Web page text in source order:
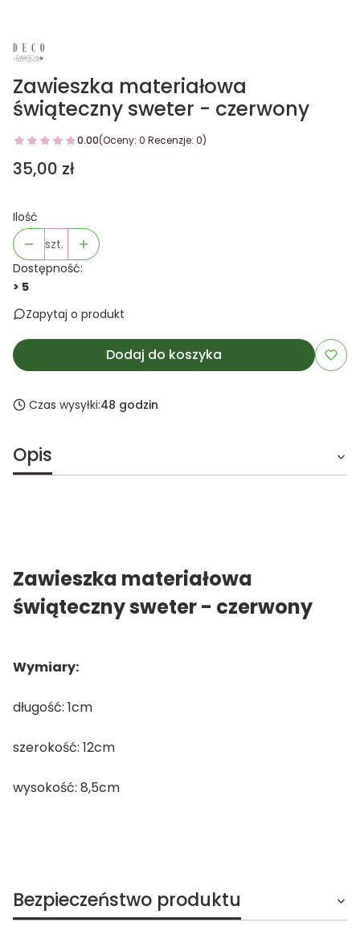
Zawieszka materiałowa
świąteczny sweter - czerwony
0.00(Oceny: 0 Recenzje: 0)
Cena
35,00 zł
Ilość
szt.
Dostępność:
> 5
Zapytaj o produkt
Dodaj do koszyka
Czas wysyłki:48 godzin
Opis
Zawieszka materiałowa
świąteczny sweter - czerwony
Wymiary:
długość: 1cm
szerokość: 12cm
wysokość: 8,5cm
Bezpieczeństwo produktu